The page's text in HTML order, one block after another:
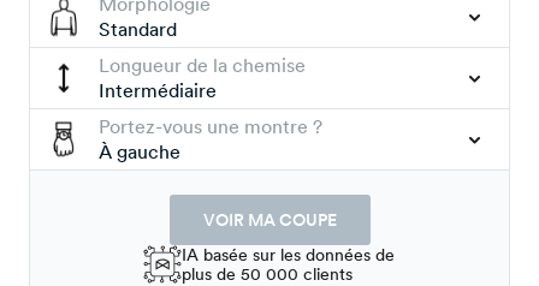
Standard
Longueur de la chemise
Intermédiaire
Portez-vous une montre ?
À gauche
VOIR MA COUPE
IA basée sur les données de
plus de 50 000 clients